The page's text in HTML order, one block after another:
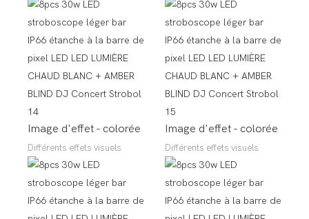
Image d'effet - colorée
Différents effets visuels
Image d'effet - colorée
Différents effets visuels